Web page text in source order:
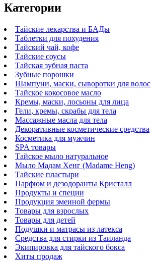
Категории
Тайские лекарства и БАДы
Таблетки для похудения
Тайский чай, кофе
Тайские соусы
Тайская зубная паста
Зубные порошки
Шампуни, маски, сыворотки для волос
Тайское кокосовое масло
Кремы, маски, лосьоны для лица
Гели, кремы, скрабы для тела
Массажные масла для тела
Декоративные косметические средства
Косметика для мужчин
SPA товары
Тайское мыло натуральное
Мыло Мадам Хенг (Madame Heng)
Тайские пластыри
Парфюм и дезодоранты Кристалл
Продукты и специи
Продукция змеиной фермы
Товары для взрослых
Товары для детей
Подушки и матрасы из латекса
Средства для стирки из Таиланда
Экипировка для тайского бокса
Хиты продаж